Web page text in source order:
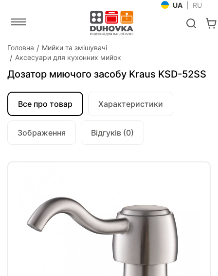
UA RU
Головна
Мийки та змішувачі
Аксесуари для кухонних мийок
Дозатор миючого засобу Kraus KSD-52SS
Все про товар Характеристики
Зображення Відгуків (0)